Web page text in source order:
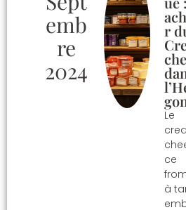
Emb
Re
2024
r
Le
ce
à